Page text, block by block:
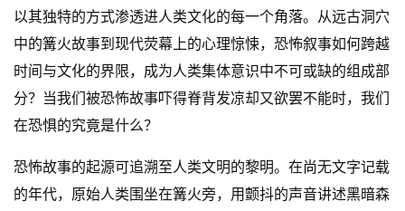
以其独特的方式渗透进人类文化的每一个角落。从远古洞穴
中的篝火故事到现代荧幕上的心理惊悚，恐怖叙事如何跨越
时间与文化的界限，成为人类集体意识中不可或缺的组成部
分？当我们被恐怖故事吓得脊背发凉却又欲罢不能时，我们
在恐惧的究竟是什么？
恐怖故事的起源可追溯至人类文明的黎明。在尚无文字记载
的年代，原始人类围坐在篝火旁，用颤抖的声音讲述黑暗森